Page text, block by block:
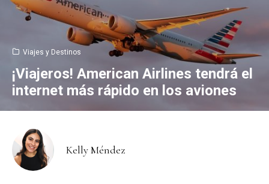
Viajes y Destinos
¡Viajeros! American Airlines tendrá el
internet más rápido en los aviones
Kelly Méndez